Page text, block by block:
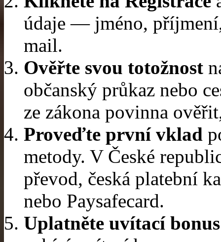
údaje — jméno,
mail.
Ověřte svou totožnost
občanský průkaz nebo
ze zákona povinna
Proveďte první vklad
metody. V České
převod, česká platební
nebo Paysafecard.
Uplatněte uvítací bonus